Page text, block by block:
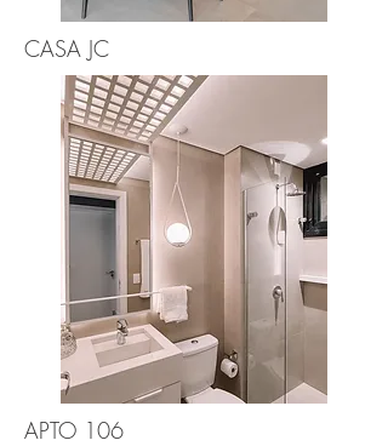
CASA JC
APTO 106